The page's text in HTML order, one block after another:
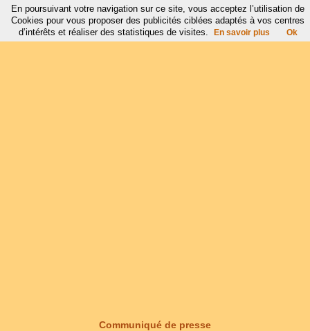
Communiqué de presse
En poursuivant votre navigation sur ce site, vous acceptez l’utilisation de
Cookies pour vous proposer des publicités ciblées adaptés à vos centres
d’intérêts et réaliser des statistiques de visites.
En savoir plus Ok